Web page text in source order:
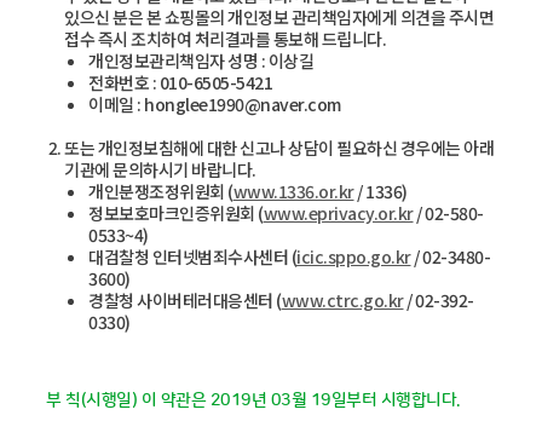
있으신 분은 본 쇼핑몰의 개인정보 관리책임자에게 의견을 주시면
접수 즉시 조치하여 처리결과를 통보해 드립니다.
개인정보관리책임자 성명 : 이상길
전화번호 : 010-6505-5421
이메일 : honglee1990@naver.com
또는 개인정보침해에 대한 신고나 상담이 필요하신 경우에는 아래
기관에 문의하시기 바랍니다.
개인분쟁조정위원회 (www.1336.or.kr/ 1336)
정보보호마크인증위원회 (www.eprivacy.or.kr/ 02-580-
0533~4)
대검찰청 인터넷범죄수사센터 (icic.sppo.go.kr/ 02-3480-
3600)
경찰청 사이버테러대응센터 (www.ctrc.go.kr/ 02-392-
0330)
부 칙(시행일) 이 약관은 2019년 03월 19일부터 시행합니다.